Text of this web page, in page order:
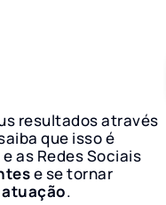
resultados através
que isso é
as Redes Sociais
e se tornar
.